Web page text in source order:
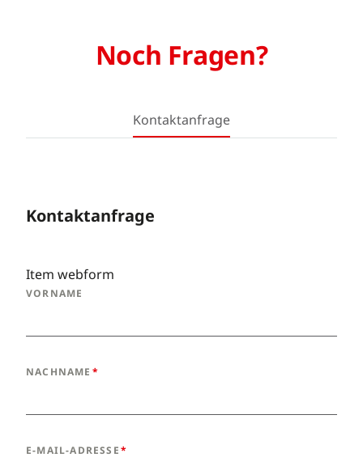
Noch Fragen?
Kontaktanfrage
Kontaktanfrage
Item webform
VORNAME
NACHNAME
E-MAIL-ADRESSE